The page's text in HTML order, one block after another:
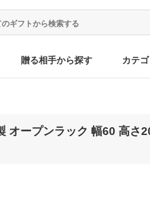
贈る相手から探す カテ
オープンラック 幅60 高